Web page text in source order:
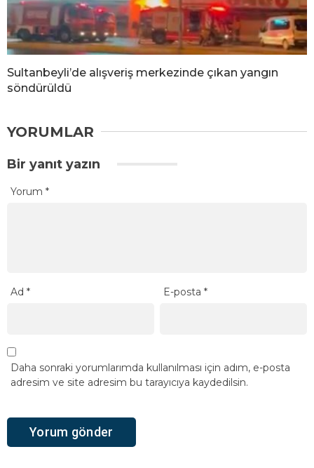
Sultanbeyli’de alışveriş merkezinde çıkan yangın
söndürüldü
YORUMLAR
Bir yanıt yazın
Yorum *
Ad * E-posta*
Daha sonraki yorumlarımda kullanılması için adım, e-posta
adresim ve site adresim bu tarayıcıya kaydedilsin.